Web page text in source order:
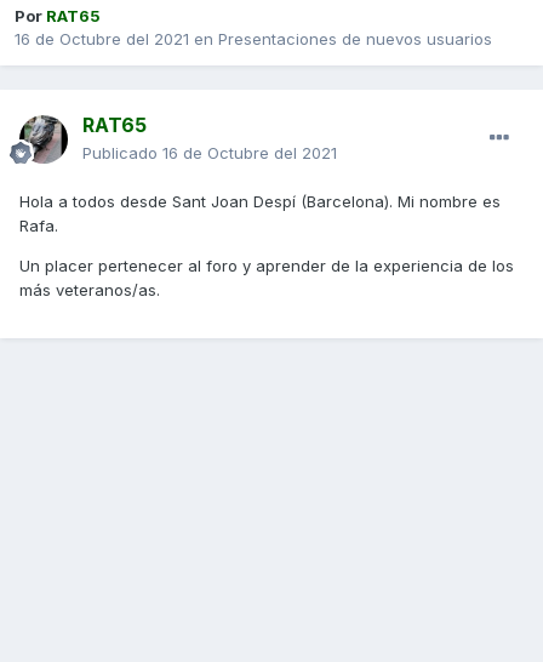
Por RAT65
16 de Octubre del 2021 en Presentaciones de nuevos usuarios
RAT65
Publicado 16 de Octubre del 2021
Hola a todos desde Sant Joan Despí (Barcelona). Mi nombre es
Rafa.
Un placer pertenecer al foro y aprender de la experiencia de los
más veteranos/as.